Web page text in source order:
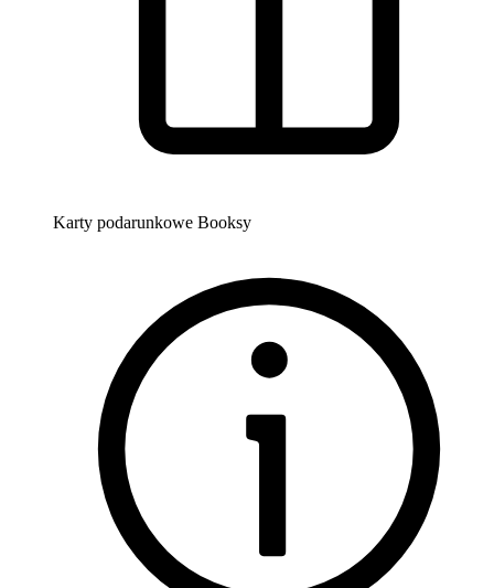
Karty podarunkowe Booksy